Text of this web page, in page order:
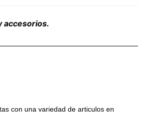
accesorios.
con una variedad de articulos en